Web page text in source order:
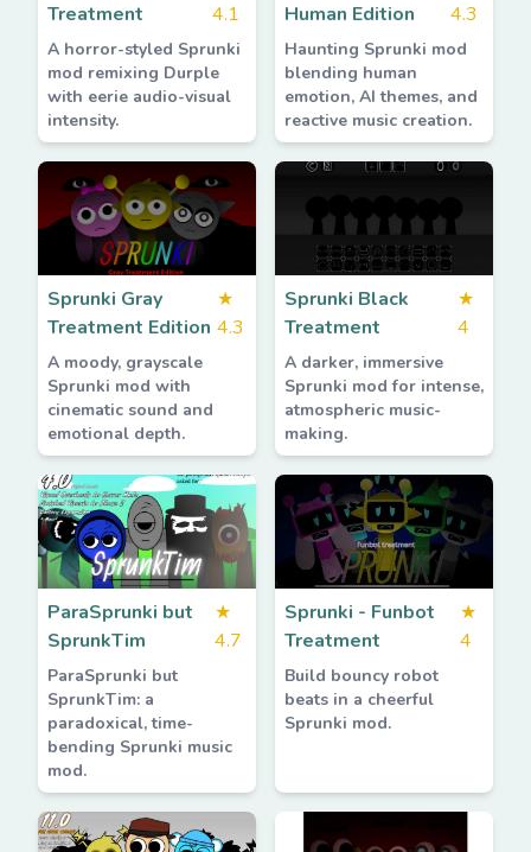
Treatment
4.1
A horror-styled Sprunki
mod remixing Durple
with eerie audio-visual
intensity.
Human Edition
4.3
Haunting Sprunki mod
blending human
emotion, AI themes, and
reactive music creation.
Sprunki Gray
Treatment Edition
★
4.3
A moody, grayscale
Sprunki mod with
cinematic sound and
emotional depth.
Sprunki Black
Treatment
★
4
A darker, immersive
Sprunki mod for intense,
atmospheric music-
making.
ParaSprunki but
SprunkTim
★
4.7
ParaSprunki but
SprunkTim: a
paradoxical, time-
bending Sprunki music
mod.
Sprunki - Funbot
Treatment
★
4
Build bouncy robot
beats in a cheerful
Sprunki mod.